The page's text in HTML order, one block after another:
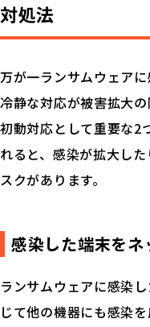
対処法
万が一ランサムウェア
冷静な対応が被害拡大の
初動対応として重要な2
れると、感染が拡大し
スクがあります。
感染した端末を
ランサムウェアに感染
じて他の機器にも感染